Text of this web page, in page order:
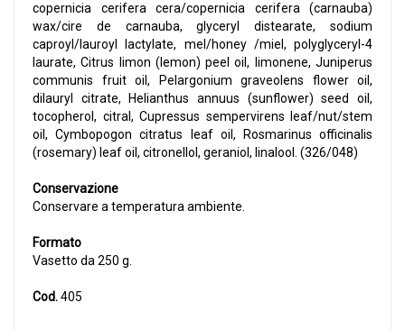
copernicia cerifera cera/copernicia cerifera (carnauba)
wax/cire de carnauba, glyceryl distearate, sodium
caproyl/lauroyl lactylate, mel/honey /miel, polyglyceryl-4
laurate, Citrus limon (lemon) peel oil, limonene, Juniperus
communis fruit oil, Pelargonium graveolens flower oil,
dilauryl citrate, Helianthus annuus (sunflower) seed oil,
tocopherol, citral, Cupressus sempervirens leaf/nut/stem
oil, Cymbopogon citratus leaf oil, Rosmarinus officinalis
(rosemary) leaf oil, citronellol, geraniol, linalool. (326/048)
Conservazione
Conservare a temperatura ambiente.
Formato
Vasetto da 250 g.
Cod.405